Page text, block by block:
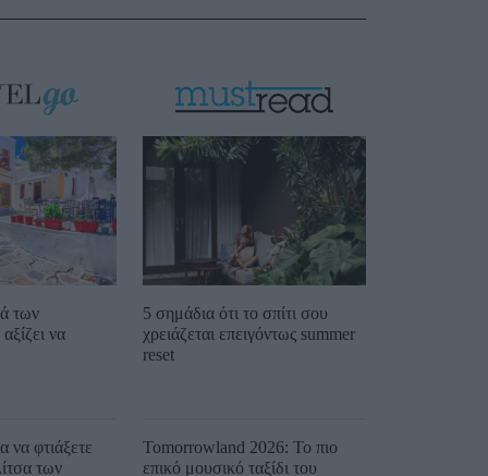
των
να
να φτιάξετε
των
5 σημάδια ότι το σπίτι σου
χρειάζεται επειγόντως summer
reset
Tomorrowland 2026: Το πιο
επικό μουσικό ταξίδι του